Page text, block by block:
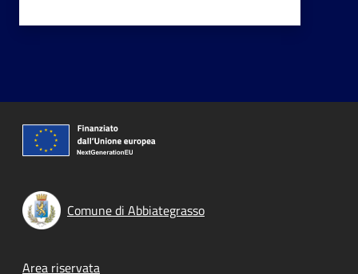
Comune di Abbiategrasso
Area riservata